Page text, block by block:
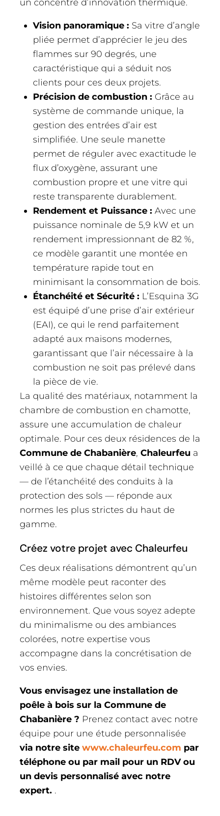
un concentré d’innovation thermique.
Vision panoramique : Sa vitre d’angle
pliée permet d’apprécier le jeu des
flammes sur 90 degrés, une
caractéristique qui a séduit nos
clients pour ces deux projets.
Précision de combustion : Grâce au
système de commande unique, la
gestion des entrées d’air est
simplifiée. Une seule manette
permet de réguler avec exactitude le
flux d’oxygène, assurant une
combustion propre et une vitre qui
reste transparente durablement.
Rendement et Puissance : Avec une
puissance nominale de 5,9 kW et un
rendement impressionnant de 82 %,
ce modèle garantit une montée en
température rapide tout en
minimisant la consommation de bois.
Étanchéité et Sécurité : L’Esquina 3G
est équipé d’une prise d’air extérieur
(EAI), ce qui le rend parfaitement
adapté aux maisons modernes,
garantissant que l’air nécessaire à la
combustion ne soit pas prélevé dans
la pièce de vie.
La qualité des matériaux, notamment la
chambre de combustion en chamotte,
assure une accumulation de chaleur
optimale. Pour ces deux résidences de la
Commune de Chabanière, Chaleurfeu a
veillé à ce que chaque détail technique
— de l’étanchéité des conduits à la
protection des sols — réponde aux
normes les plus strictes du haut de
gamme.
Créez votre projet avec Chaleurfeu
Ces deux réalisations démontrent qu’un
même modèle peut raconter des
histoires différentes selon son
environnement. Que vous soyez adepte
du minimalisme ou des ambiances
colorées, notre expertise vous
accompagne dans la concrétisation de
vos envies.
Vous envisagez une installation de
poêle à bois sur la Commune de
Chabanière ? Prenez contact avec notre
équipe pour une étude personnalisée
via notre site www.chaleurfeu.com par
téléphone ou par mail pour un RDV ou
un devis personnalisé avec notre
expert. .